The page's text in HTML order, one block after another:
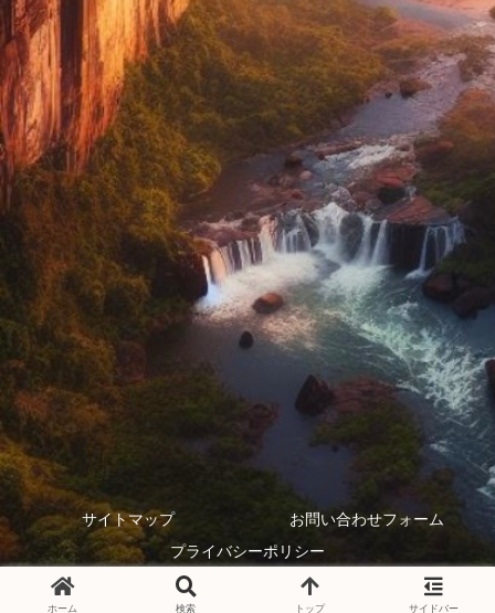
サイトマップ
お問い合わせフォーム
プライバシーポリシー
Copyright © 2024 アラウコの叫び All Rights Reserved.
ホーム 検索 トップ サイドバー